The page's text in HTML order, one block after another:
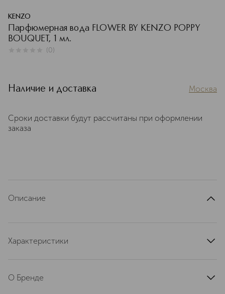
KENZO
Парфюмерная вода FLOWER BY KENZO POPPY
BOUQUET, 1 мл.
(0)
Наличие и доставка Москва
Сроки доставки будут рассчитаны при оформлении
заказа
Описание
Характеристики
О Бренде